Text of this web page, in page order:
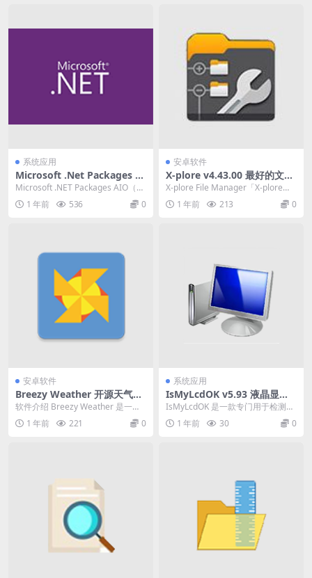
系统应用
Microsoft .Net Packages AI
O.NET合集包 v08.04.25 一款
优秀的软件开发框架
Microsoft .NET Packages AIO（全
套）是一款优秀的软件开...
1 年前 536 0
安卓软件
X-plore v4.43.00 最好的文件
管理器，解锁捐赠版
X-plore File Manager「X-plore文
件管理器」是 Symb...
1 年前 213 0
安卓软件
Breezy Weather 开源天气v
5.4.5-beta免费版
软件介绍 Breezy Weather 是一款
免费的开源 Android 天气应...
1 年前 221 0
系统应用
IsMyLcdOK v5.93 液晶显示
器坏点检测中文绿色版下载
IsMyLcdOK 是一款专门用于检测液
晶显示器是否存在坏点（如死像素
或卡住的像...
1 年前 30 0